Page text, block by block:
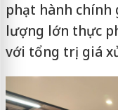
phạt hành chính
lượng lớn thực
với tổng trị giá